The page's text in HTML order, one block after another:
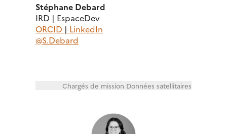
Stéphane Debard
IRD | EspaceDev
ORCID | LinkedIn
@S.Debard
Chargés de mission Données satellitaires